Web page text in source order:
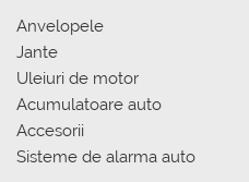
Anvelopele
Jante
Uleiuri de motor
Acumulatoare auto
Accesorii
Sisteme de alarma auto